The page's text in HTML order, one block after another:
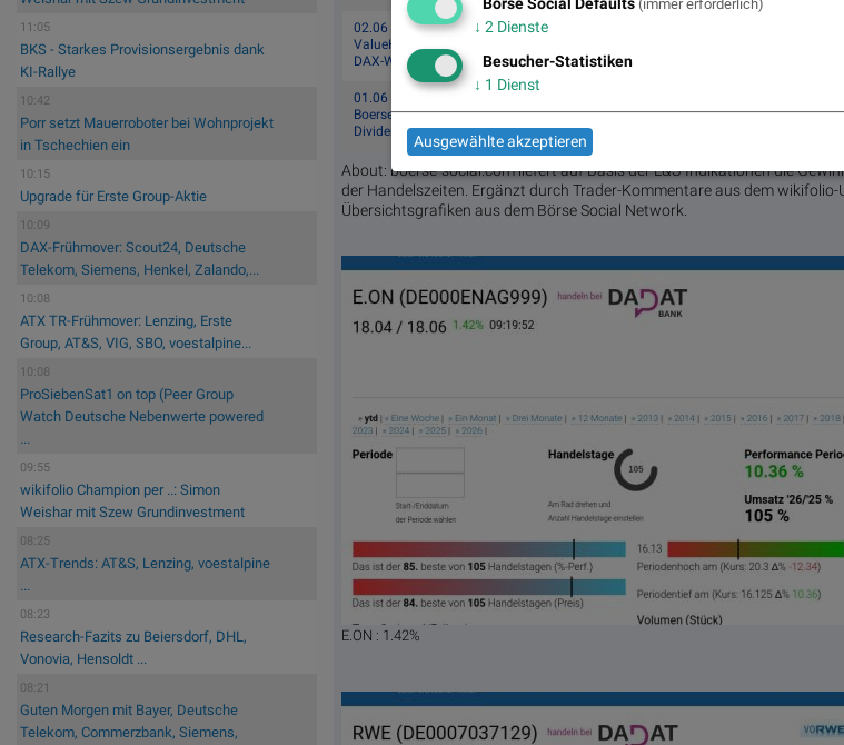
11:05
BKS - Starkes Provisionsergebnis dank
KI-Rallye
10:42
Porr setzt Mauerroboter bei Wohnprojekt
in Tschechien ein
10:15
Upgrade für Erste Group-Aktie
10:09
DAX-Frühmover: Scout24, Deutsche
Telekom, Siemens, Henkel, Zalando,...
10:08
ATX TR-Frühmover: Lenzing, Erste
Group, AT&S, VIG, SBO, voestalpine...
10:08
ProSiebenSat1 on top (Peer Group
Watch Deutsche Nebenwerte powered
...
09:55
wikifolio Champion per ..: Simon
Weishar mit Szew Grundinvestment
08:25
ATX-Trends: AT&S, Lenzing, voestalpine
...
08:23
Research-Fazits zu Beiersdorf, DHL,
Vonovia, Hensoldt ...
08:21
Guten Morgen mit Bayer, Deutsche
Telekom, Commerzbank, Siemens,
02.06 15:49
ValueHunter | DAXFIN
DAX-Werte Finest Selection
Ka-Ching! Und weiter geht der muntere
01.06 21:41
Boersenfred | 000RN252
Dividendenstrategie 2.0
Wiederanlage der am 01.06.
Dividenden (198,347 EUR).
About: boerse-social.com liefert auf Basis der L&S-Indikationen die
der Handelszeiten. Ergänzt durch Trader-Kommentare aus dem
Übersichtsgrafiken aus dem Börse Social Network.
E.ON : 1.42%
Börse Social Defaults (immer erforderlich)
↓ 2 Dienste
Besucher-Statistiken
↓ 1 Dienst
Ausgewählte akzeptieren